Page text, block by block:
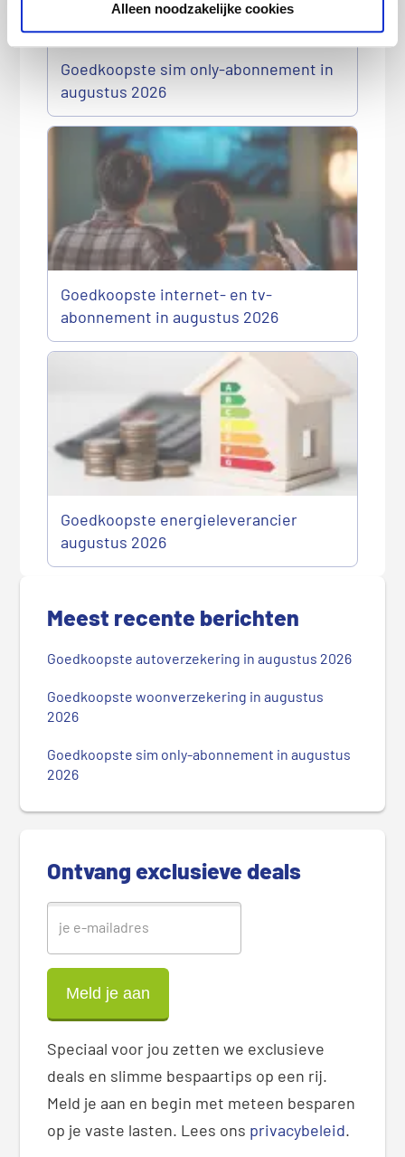
Alleen noodzakelijke cookies
Goedkoopste sim only-abonnement in
augustus 2026
Goedkoopste internet- en tv-
abonnement in augustus 2026
Goedkoopste energieleverancier
augustus 2026
d
Meest recente berichten
Goedkoopste autoverzekering in augustus 2026
Goedkoopste woonverzekering in augustus
2026
Goedkoopste sim only-abonnement in augustus
2026
Ontvang exclusieve deals
Speciaal voor jou zetten we exclusieve
deals en slimme bespaartips op een rij.
Meld je aan en begin met meteen besparen
op je vaste lasten. Lees ons privacybeleid.